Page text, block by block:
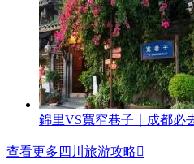
錦里VS寬窄巷子｜成都必
查看更多四川旅游攻略